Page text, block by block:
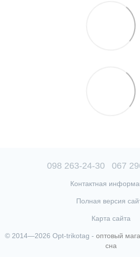
098 263-24-30 067
Контактная
Полная версия
Карта сайта
© 2014—2026 Opt-trikotag - оптовый
сна